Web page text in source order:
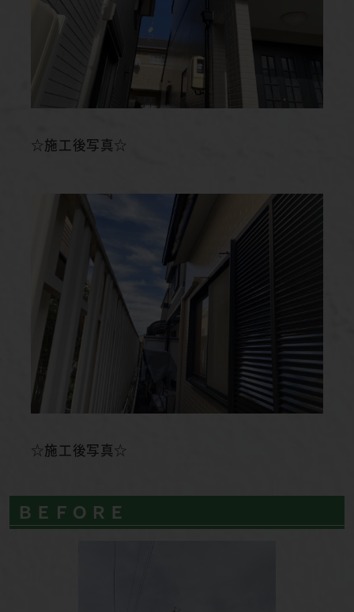
☆施工後写真☆
☆施工後写真☆
ＢＥＦＯＲＥ